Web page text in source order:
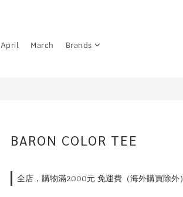
April March Brands
BARON COLOR TEE
全店，購物滿2000元 免運費（海外購買除外）